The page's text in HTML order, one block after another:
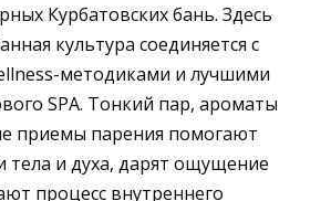
Курбатовских бань. Здесь
культура соединяется с
методиками и лучшими
SPA. Тонкий пар, ароматы
приемы парения помогают
тела и духа, дарят ощущение
процесс внутреннего